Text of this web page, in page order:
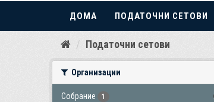
Прескокнете
ДОМА ПОДАТОЧНИ СЕТОВИ
Податочни сетови
Организации
Собрание 1